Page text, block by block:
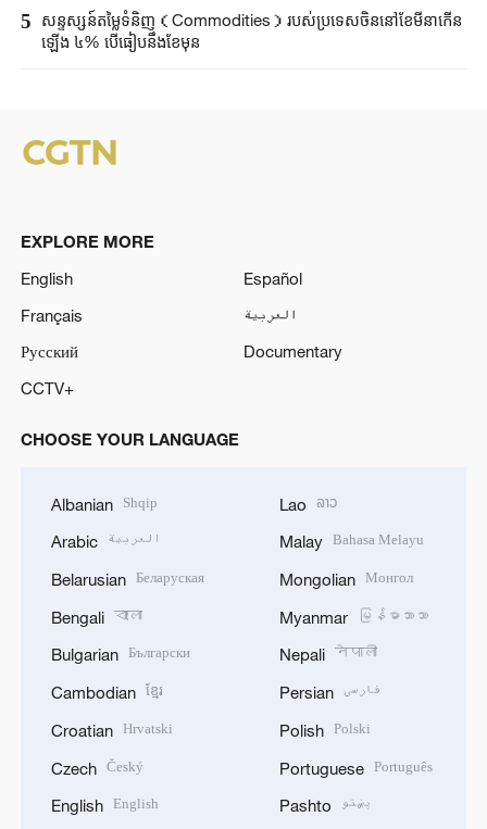
5
សន្ទស្សន៍តម្លៃទំនិញ（Commodities）របស់ប្រទេសចិននៅខែមីនាកើន
ឡើង ៤% បើធៀបនឹងខែមុន
EXPLORE MORE
English
Español
Français
العربية
Русский
Documentary
CCTV+
CHOOSE YOUR LANGUAGE
Albanian Shqip
Arabic العربية
Belarusian Беларуская
Bengali বাংলা
Bulgarian Български
Cambodian ខ្មែរ
Croatian Hrvatski
Czech Český
English English
Lao ລາວ
Malay Bahasa Melayu
Mongolian Монгол
Myanmar မြန်မာဘာသာ
Nepali नेपाली
Persian فارسی
Polish Polski
Portuguese Português
Pashto پښتو